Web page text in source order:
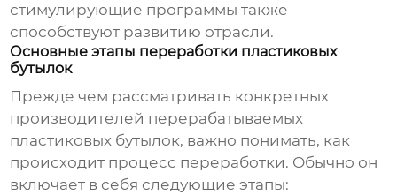
стимулирующие программы также
способствуют развитию отрасли.
Основные этапы переработки пластиковых
бутылок
Прежде чем рассматривать конкретных
производителей перерабатываемых
пластиковых бутылок, важно понимать, как
происходит процесс переработки. Обычно он
включает в себя следующие этапы: